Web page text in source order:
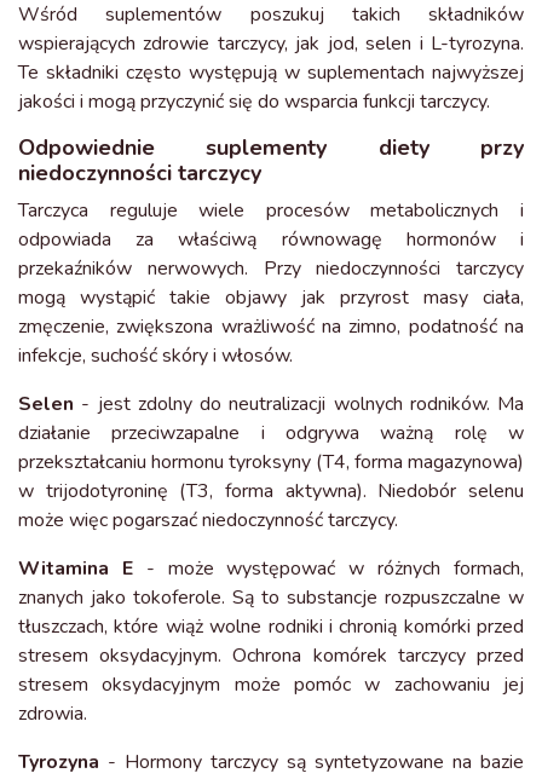
Wśród suplementów poszukuj takich składników
wspierających zdrowie tarczycy, jak jod, selen i L-tyrozyna.
Te składniki często występują w suplementach najwyższej
jakości i mogą przyczynić się do wsparcia funkcji tarczycy.
Odpowiednie suplementy diety przy
niedoczynności tarczycy
Tarczyca reguluje wiele procesów metabolicznych i
odpowiada za właściwą równowagę hormonów i
przekaźników nerwowych. Przy niedoczynności tarczycy
mogą wystąpić takie objawy jak przyrost masy ciała,
zmęczenie, zwiększona wrażliwość na zimno, podatność na
infekcje, suchość skóry i włosów.
Selen - jest zdolny do neutralizacji wolnych rodników. Ma
działanie przeciwzapalne i odgrywa ważną rolę w
przekształcaniu hormonu tyroksyny (T4, forma magazynowa)
w trijodotyroninę (T3, forma aktywna). Niedobór selenu
może więc pogarszać niedoczynność tarczycy.
Witamina E- może występować w różnych formach,
znanych jako tokoferole. Są to substancje rozpuszczalne w
tłuszczach, które wiąż wolne rodniki i chronią komórki przed
stresem oksydacyjnym. Ochrona komórek tarczycy przed
stresem oksydacyjnym może pomóc w zachowaniu jej
zdrowia.
Tyrozyna - Hormony tarczycy są syntetyzowane na bazie